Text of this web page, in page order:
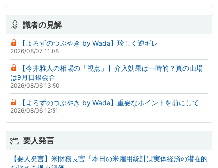
識者の見解
【よろずのつぶやき by Wada】珍しく逆ギレ
2026/08/07 11:08
【今井雅人の相場の「視点」】介入効果は一時的？真の山場
は9月日銀会合
2026/08/06 13:50
【よろずのつぶやき by Wada】重要なポイントを前にして
2026/08/06 12:51
要人発言
【要人発言】米財務長官「本日の米雇用統計は実体経済の潜在的